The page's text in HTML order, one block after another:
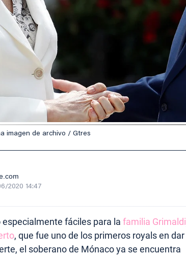
imagen de archivo / Gtres
2020 14:47
fáciles para la familia Grimaldi
, que fue uno de los primeros royals en dar
el soberano de Mónaco ya se encuentra